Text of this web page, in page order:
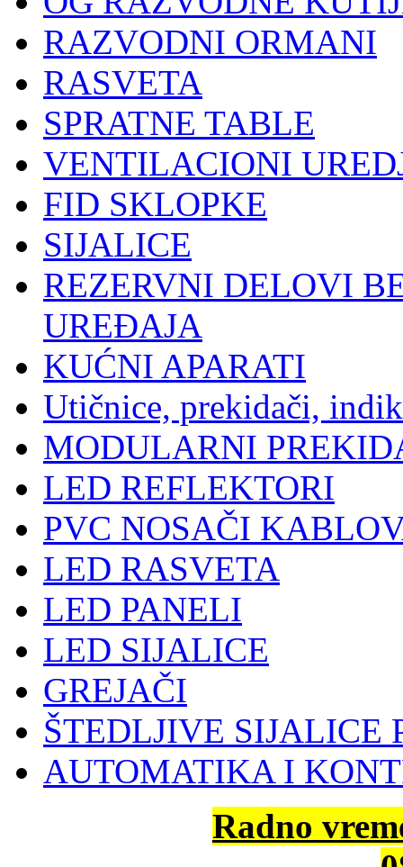
RAZVODNI ORMANI
RASVETA
SPRATNE TABLE
VENTILACIONI
FID SKLOPKE
SIJALICE
REZERVNI DELOVI
UREĐAJA
KUĆNI APARATI
Utičnice, prekidači,
MODULARNI
LED REFLEKTORI
PVC NOSAČI
LED RASVETA
LED PANELI
LED SIJALICE
GREJAČI
ŠTEDLJIVE SIJALICE
AUTOMATIKA I
Radno